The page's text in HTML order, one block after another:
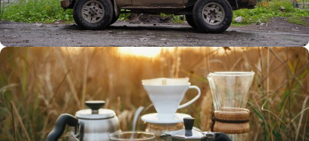
ARAÇ AKSESUARLARI
SATIŞ VE MONTAJ
Keşfet